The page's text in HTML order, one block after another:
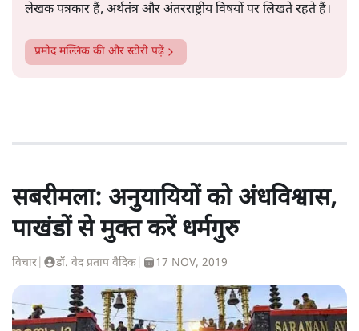
लेखक पत्रकार हैं, अर्थतंत्र और अंतरराष्ट्रीय विषयों पर लिखते रहते हैं।
प्रमोद मल्लिक की और स्टोरी पढ़ें
सबरीमला: अनुयायियों को अंधविश्वास,
पाखंडों से मुक्त करें धर्मगुरु
विचार डॉ. वेद प्रताप वैदिक 17 NOV, 2019